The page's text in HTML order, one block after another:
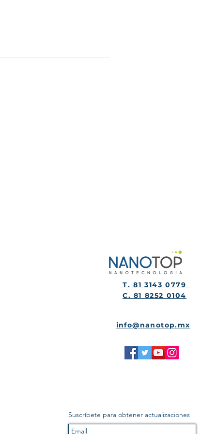
T. 81 3143 0779
C. 81 8252 0104
Suscríbete para obtener actualizaciones
info@nanotop.mx